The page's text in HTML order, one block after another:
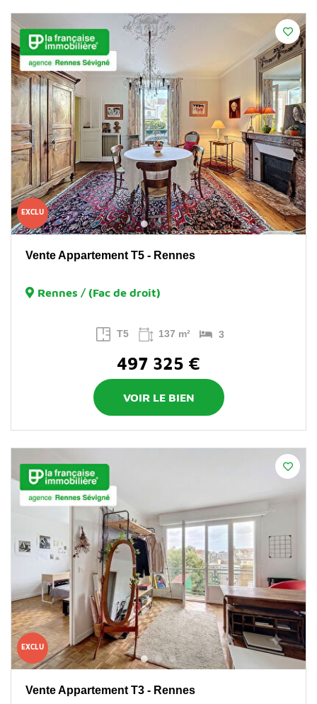
EXCLU
Vente Appartement T5 - Rennes
Rennes / (Fac de droit)
T5 137 m² 3
497 325 €
VOIR LE BIEN
EXCLU
Vente Appartement T3 - Rennes